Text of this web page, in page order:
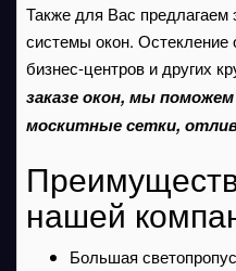
Также для Вас
системы окон.
бизнес-центров и других
заказе окон, мы
москитные сетки,
нашей
Большая